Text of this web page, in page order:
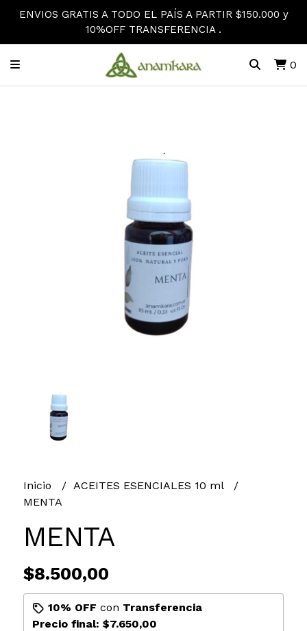
ENVIOS GRATIS A TODO EL PAÍS A PARTIR $150.000 y
10%OFF TRANSFERENCIA .
0
Inicio
ACEITES ESENCIALES 10 ml
MENTA
MENTA
$8.500,00
10% OFF con Transferencia
Precio final: $7.650,00